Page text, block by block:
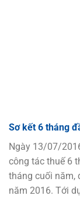
Sơ kết 6 tháng
Ngày 13/07/
công tác thuế 6
tháng cuối năm,
năm 2016. Tới